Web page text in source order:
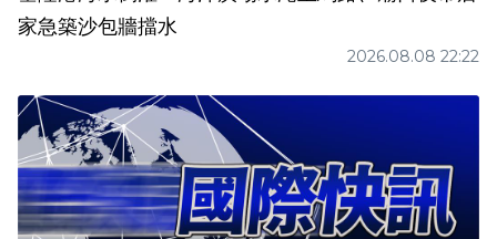
家急築沙包牆擋水
2026.08.08 22:22